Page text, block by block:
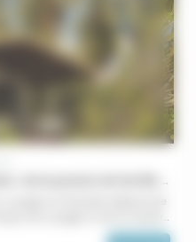
Hébergements en Polynésie : de la pension de famille au bungalow sur pilotis
de voyager et de la manière